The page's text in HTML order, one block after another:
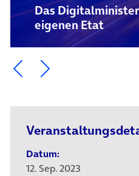
Das
eigenen Etat
Ein Element zurück
Ein Element
Datum:
12. Sep. 2023